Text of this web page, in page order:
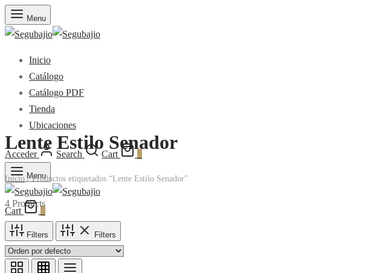
Menu
Inicio
Catálogo
Catálogo PDF
Tienda
Ubicaciones
Acceder Search Cart
Menu
Cart
Lente Estilo Senador
Inicio /Productos etiquetados “Lente Estilo Senador”
4 Products
Filters Filters